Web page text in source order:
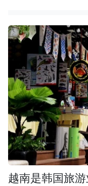
越南是韩国旅